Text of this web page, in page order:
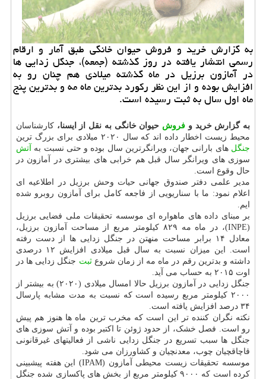
به گزارش خرید و فروش حیوان خانگی طبق آمار و ارقام
رسمی انتشار یافته در روز گذشته (جمعه)، جنگل زدایی ها
در آمازون برزیل در ماه گذشته میلادی هم چنان رو به
افزایش بوده و از این نظر ركورد بدترین ماه مه و بدترین پنج
ماه اول سال به ثبت رسیده است.
به گزارش خرید و فروش حیوان خانگی به نقل از ایسنا، کارشناسان
محیط زیست اخطار داده اند که سال ۲۰۲۰ میلادی برای بزرگ ترین
جنگل های بارانی جهان، ویرانگرترین سال بوده و حتی نسبت به آتش
سوزی های ویرانگر سال قبل هم خرابی های بیشتری در آمازون در
حال وقوع است.
مدیر علمی دفتر صندوق جهانی حیات وحش برزیل در اطلاعیه ای
اعلام نمود: ما با سناریویی از فاجعه کامل برای آمازون روبرو شده
ایم.
بر مبنای داده های ماهواره ای موسسه تحقیقات ملی فضایی برزیل
(INPE)، در ماه مه ۸۲۹ کیلومتر مربع از مساحت آمازون برزیل،
معادل ۱۴ برابر مساحت منهتن در جنگل زدایی ها از دست رفته
است. این میزان نسبت به سال قبل میلادی افزایش ۱۲ درصدی
داشته و بدترین رقم در ماه مه از زمان شروعثبت جنگل زدایی ها در
اوت ۲۰۱۵ به حساب می آید.
جنگل زدایی در آمازون برزیل حالا امسال میلادی (۲۰۲۰) به بیشتر از
۲۰۰۰ کیلومتر مربع رسیده است که نسبت به مدت مشابه پارسال
۳۴ درصد افزایش یافته است.
نکته نگران کننده تر این است که مخرب ترین ماه ها هنوز هم پیش
رو است. فصل خشک، از حدود ژوئن تا اکتبر بوده و آتش سوزی های
جنگل ها سبب تسریع در جنگل زدایی ناشی از فعالیتهای غیرقانونی
قاچاقچیان چوب، معدنچیان و کشاورزان می شود.
موسسه تحقیقات زیست محیطی آمازون (IPAM) این هفته پیشبینی
کرده است که ۹۰۰۰ کیلومتر مربع از بخش های پاکسازی شده جنگل